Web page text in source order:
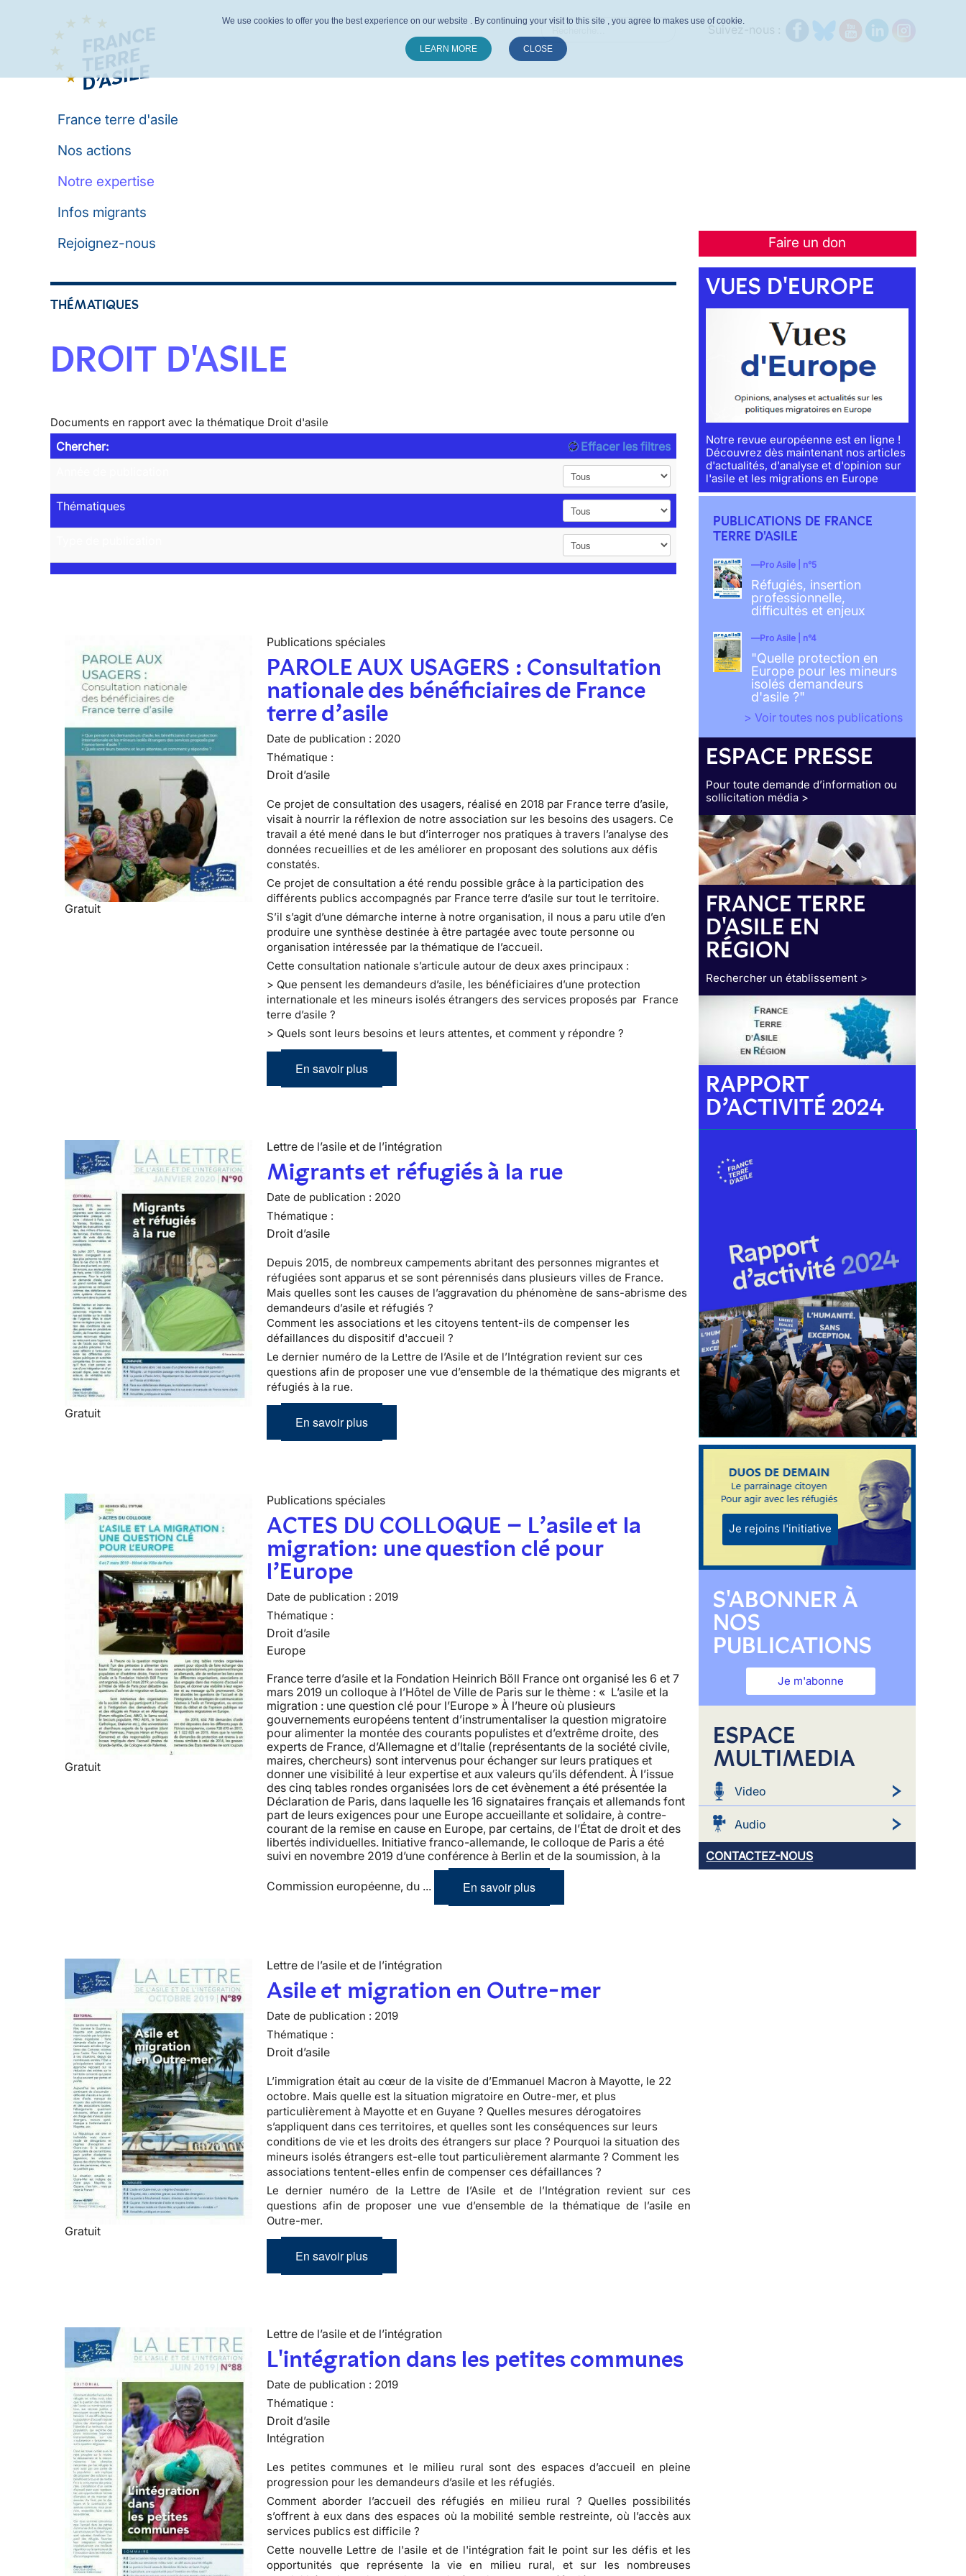
France terre d'asile
Nos actions
Notre expertise
Infos migrants
Faire un don
Rejoignez-nous
THÉMATIQUES
DROIT D'ASILE
Documents en rapport avec la thématique Droit d'asile
Chercher:
Effacer les filtres
Thématiques
Gratuit
Publications spéciales
PAROLE AUX USAGERS : Consultation
nationale des bénéficiaires de France
terre d’asile
Date de publication : 2020
Thématique :
Droit d’asile
Ce projet de consultation des usagers, réalisé en 2018 par France terre d’asile,
visait à nourrir la réflexion de notre association sur les besoins des usagers. Ce
travail a été mené dans le but d’interroger nos pratiques à travers l’analyse des
données recueillies et de les améliorer en proposant des solutions aux défis
constatés.
Ce projet de consultation a été rendu possible grâce à la participation des
différents publics accompagnés par France terre d’asile sur tout le territoire.
S’il s’agit d’une démarche interne à notre organisation, il nous a paru utile d’en
produire une synthèse destinée à être partagée avec toute personne ou
organisation intéressée par la thématique de l’accueil.
Cette consultation nationale s’articule autour de deux axes principaux :
> Que pensent les demandeurs d’asile, les bénéficiaires d’une protection
internationale et les mineurs isolés étrangers des services proposés par France
terre d’asile ?
> Quels sont leurs besoins et leurs attentes, et comment y répondre ?
En savoir plus
Gratuit
Lettre de l’asile et de l’intégration
Migrants et réfugiés à la rue
Date de publication : 2020
Thématique :
Droit d’asile
Depuis 2015, de nombreux campements abritant des personnes migrantes et
réfugiées sont apparus et se sont pérennisés dans plusieurs villes de France.
Mais quelles sont les causes de l’aggravation du phénomène de sans-abrisme des
demandeurs d’asile et réfugiés ?
Comment les associations et les citoyens tentent-ils de compenser les
défaillances du dispositif d'accueil ?
Le dernier numéro de la Lettre de l’Asile et de l’Intégration revient sur ces
questions afin de proposer une vue d’ensemble de la thématique des migrants et
réfugiés à la rue.
En savoir plus
Gratuit
Publications spéciales
ACTES DU COLLOQUE – L’asile et la
migration: une question clé pour
l’Europe
Date de publication : 2019
Thématique :
Droit d’asile
Europe
France terre d’asile et la Fondation Heinrich Böll France ont organisé les 6 et 7
mars 2019 un colloque à l’Hôtel de Ville de Paris sur le thème : « L’asile et la
migration : une question clé pour l’Europe » À l’heure où plusieurs
gouvernements européens tentent d’instrumentaliser la question migratoire
pour alimenter la montée des courants populistes et d’extrême droite, des
experts de France, d’Allemagne et d’Italie (représentants de la société civile,
maires, chercheurs) sont intervenus pour échanger sur leurs pratiques et
donner une visibilité à leur expertise et aux valeurs qu’ils défendent. À l’issue
des cinq tables rondes organisées lors de cet évènement a été présentée la
Déclaration de Paris, dans laquelle les 16 signataires français et allemands font
part de leurs exigences pour une Europe accueillante et solidaire, à contre-
courant de la remise en cause en Europe, par certains, de l’État de droit et des
libertés individuelles. Initiative franco-allemande, le colloque de Paris a été
suivi en novembre 2019 d’une conférence à Berlin et de la soumission, à la
Commission européenne, du ... En savoir plus
Gratuit
Lettre de l’asile et de l’intégration
Asile et migration en Outre-mer
Date de publication : 2019
Thématique :
Droit d’asile
L’immigration était au cœur de la visite de d’Emmanuel Macron à Mayotte, le 22
octobre. Mais quelle est la situation migratoire en Outre-mer, et plus
particulièrement à Mayotte et en Guyane ? Quelles mesures dérogatoires
s’appliquent dans ces territoires, et quelles sont les conséquences sur leurs
conditions de vie et les droits des étrangers sur place ? Pourquoi la situation des
mineurs isolés étrangers est-elle tout particulièrement alarmante ? Comment les
associations tentent-elles enfin de compenser ces défaillances ?
Le dernier numéro de la Lettre de l’Asile et de l’Intégration revient sur ces
questions afin de proposer une vue d’ensemble de la thématique de l’asile en
Outre-mer.
En savoir plus
Lettre de l’asile et de l’intégration
L'intégration dans les petites communes
Date de publication : 2019
Thématique :
Droit d’asile
Intégration
Les petites communes et le milieu rural sont des espaces d’accueil en pleine
progression pour les demandeurs d’asile et les réfugiés.
Comment aborder l’accueil des réfugiés en milieu rural ? Quelles possibilités
s’offrent à eux dans des espaces où la mobilité semble restreinte, où l’accès aux
services publics est difficile ?
Cette nouvelle Lettre de l'asile et de l'intégration fait le point sur les défis et les
opportunités que représente la vie en milieu rural, et sur les nombreuses
VUES D'EUROPE
Notre revue européenne est en ligne !
Découvrez dès maintenant nos articles
d'actualités, d'analyse et d'opinion sur
l'asile et les migrations en Europe
PUBLICATIONS DE FRANCE
TERRE D'ASILE
Pro Asile | n°5
Réfugiés, insertion
professionnelle,
difficultés et enjeux
Pro Asile | n°4
"Quelle protection en
Europe pour les mineurs
isolés demandeurs
d'asile ?"
> Voir toutes nos publications
ESPACE PRESSE
Pour toute demande d’information ou
sollicitation média >
FRANCE TERRE
D'ASILE EN
RÉGION
Rechercher un établissement >
RAPPORT
D’ACTIVITÉ 2024
Je rejoins l'initiative
S'ABONNER À
NOS
PUBLICATIONS
Je m'abonne
ESPACE
MULTIMEDIA
Video
Audio
CONTACTEZ-NOUS
We use cookies to offer you the best experience on our website . By continuing your visit to this site , you agree to makes use of cookie.
LEARN MORE CLOSE